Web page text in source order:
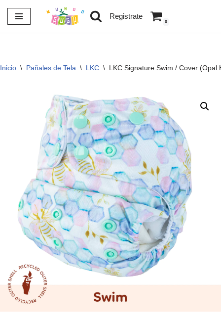
Saltar
Registrate
0
Inicio \ Pañales de Tela \ LKC \ LKC Signature Swim / Cover (Opal